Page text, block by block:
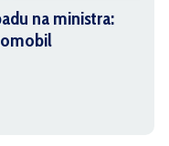
na ministra: